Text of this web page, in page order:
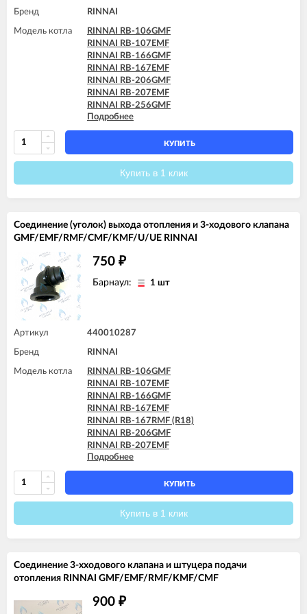
Бренд RINNAI
Модель котла
RINNAI RB-106GMF
RINNAI RB-107EMF
RINNAI RB-166GMF
RINNAI RB-167EMF
RINNAI RB-206GMF
RINNAI RB-207EMF
RINNAI RB-256GMF
RINNAI RB-257EMF
RINNAI RB-306GMF
RINNAI RB-307EMF
RINNAI RB-366GMF
Подробнее
КУПИТЬ
Купить в 1 клик
Соединение (уголок) выхода отопления и 3-ходового клапана
GMF/EMF/RMF/CMF/KMF/U/UE RINNAI
750 ₽
Барнаул: 1 шт
Артикул 440010287
Бренд RINNAI
Модель котла
RINNAI RB-106GMF
RINNAI RB-107EMF
RINNAI RB-166GMF
RINNAI RB-167EMF
RINNAI RB-167RMF (R18)
RINNAI RB-206GMF
RINNAI RB-207EMF
RINNAI RB-207RMF (R24)
RINNAI RB-256GMF
RINNAI RB-257EMF
RINNAI RB-257RMF (R30)
RINNAI RB-307EMF
RINNAI RB-367RMF (R42)
Подробнее
КУПИТЬ
Купить в 1 клик
Соединение 3-хходового клапана и штуцера подачи
отопления RINNAI GMF/EMF/RMF/KMF/CMF
900 ₽